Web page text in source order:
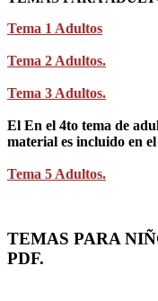
Tema 1 Adultos
Tema 2 Adultos.
Tema 3 Adultos.
El En el 4to tema de
material es incluido en
Tema 5 Adultos.
TEMAS PARA
PDF.